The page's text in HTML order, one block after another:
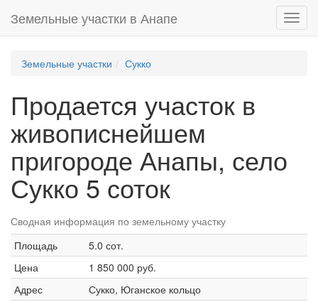
Земельные участки в Анапе
Земельные участки Сукко
Продается участок в
живописнейшем
пригороде Анапы, село
Сукко 5 соток
Сводная информация по земельному участку
Площадь
5.0 сот.
Цена
1 850 000 руб.
Адрес
Сукко, Юганское кольцо